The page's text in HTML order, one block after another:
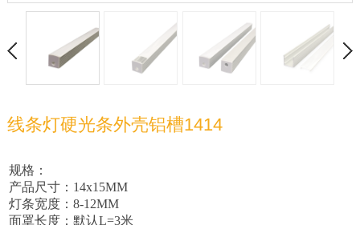
线条灯硬光条外壳铝槽1414
规格：
产品尺寸：14x15MM
灯条宽度：8-12MM
面罩长度：默认L=3米